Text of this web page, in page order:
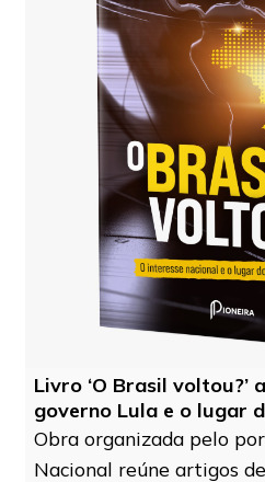
Livro ‘O Brasil voltou?’
governo Lula e o lugar
Obra organizada pelo
Nacional reúne artigos